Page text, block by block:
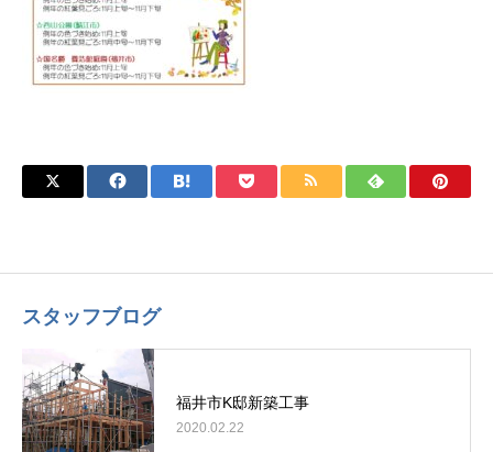
スタッフブログ
福井市K邸新築工事
2020.02.22